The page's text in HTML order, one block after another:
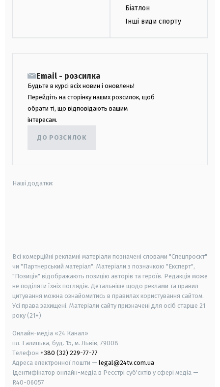
Біатлон
Інші види спорту
Email - розсилка
Будьте в курсі всіх новин і оновлень!
Перейдіть на сторінку наших розсилок, щоб
обрати ті, що відповідають вашим
інтересам.
ДО РОЗСИЛОК
Наші додатки:
Всі комерційні рекламні матеріали позначені словами "Спецпроєкт"
чи "Партнерський матеріал". Матеріали з позначкою "Експерт",
"Позиція" відображають позицію авторів та героїв. Редакція може
не поділяти їхніх поглядів. Детальніше щодо реклами та правил
цитування можна ознайомитись в правилах користування сайтом.
Усі права захищені. Матеріали сайту призначені для осіб старше 21
року (21+)
Онлайн-медіа «24 Канал»
пл. Галицька, буд. 15, м. Львів, 79008
Телефон +380 (32) 229-77-77
Адреса електронної пошти — legal@24tv.com.ua
Ідентифікатор онлайн-медіа в Реєстрі суб'єктів у сфері медіа —
R40-06057